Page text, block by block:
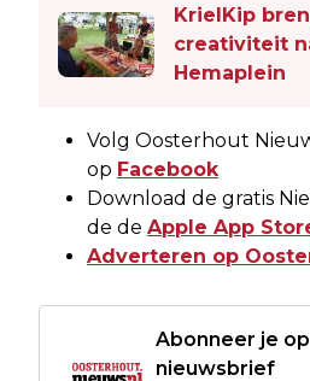
KrielKip
creativiteit
Hemaplein
Volg Oosterhout
op Facebook
Download de gratis
de de Apple App
Adverteren op
Abonneer je
nieuwsbrief